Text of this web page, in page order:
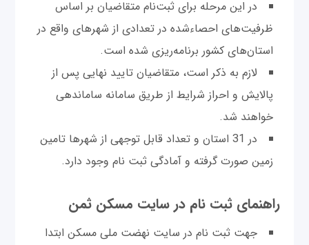
در این مرحله برای ثبت‌نام متقاضیان بر اساس
ظرفیت‌های احصاءشده در تعدادی از شهرهای واقع در
استان‌های کشور برنامه‌ریزی شده است.
لازم به ذکر است، متقاضیان تایید نهایی پس از
پالایش و احراز شرایط از طریق سامانه ساماندهی
خواهند شد.
در 31 استان و تعداد قابل توجهی از شهرها تامین
زمین صورت گرفته و آمادگی ثبت نام وجود دارد.
راهنمای ثبت نام در سایت مسکن ثمن
جهت ثبت نام در سایت نهضت ملی مسکن ابتدا